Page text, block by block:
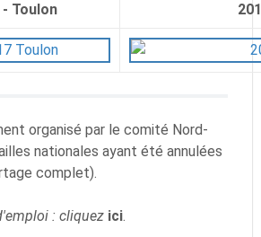
- Toulon
organisé par le comité Nord-
nationales ayant été annulées
complet).
: cliquez ici.